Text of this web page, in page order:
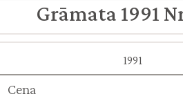
Grāmata 1991
1991
Cena